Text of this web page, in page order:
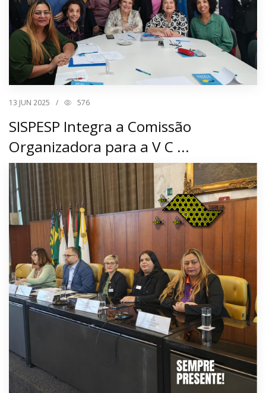
13 JUN 2025 / 576
SISPESP Integra a Comissão
Organizadora para a V C ...